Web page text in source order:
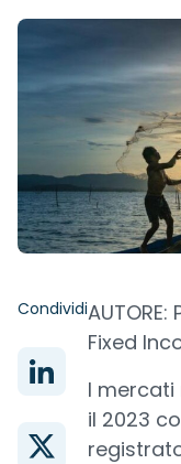
Condividi
Fixed
I mercati
il 2023